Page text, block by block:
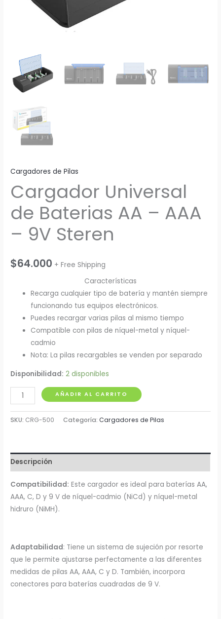
Cargadores de Pilas
Cargador Universal
de Baterias AA – AAA
– 9V Steren
$64.000 + Free Shipping
Características
Recarga cualquier tipo de batería y mantén siempre
funcionando tus equipos electrónicos.
Puedes recargar varias pilas al mismo tiempo
Compatible con pilas de níquel-metal y níquel-
cadmio
Nota: La pilas recargables se venden por separado
Disponibilidad: 2 disponibles
Cargador
Universal
de
-
AAA
Steren
cantidad
AÑADIR AL CARRITO
SKU: CRG-500 Categoría:Cargadores de Pilas
Descripción
Compatibilidad: Este cargador es ideal para baterías AA,
AAA, C, D y 9 V de níquel-cadmio (NiCd) y níquel-metal
hidruro (NiMH).
Adaptabilidad: Tiene un sistema de sujeción por resorte
que le permite ajustarse perfectamente a las diferentes
medidas de pilas AA, AAA, C y D. También, incorpora
conectores para baterías cuadradas de 9 V.